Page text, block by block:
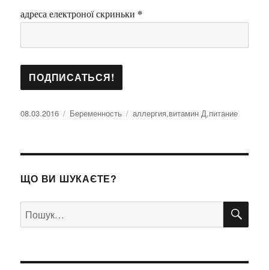
адреса електроної скриньки *
Оприлюднено
08.03.2016 Категорії
Беременность Позначки
аллергия,витамин Д,питание
ЩО ВИ ШУКАЄТЕ?
Пошук
за